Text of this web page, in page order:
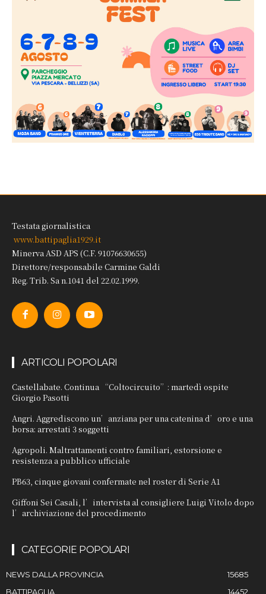
Testata giornalistica
www.battipaglia1929.it
Minerva ASD APS (C.F. 91076630655)
Direttore/responsabile Carmine Galdi
Reg. Trib. Sa n.1041 del 22.02.1999.
ARTICOLI POPOLARI
Castellabate. Continua “Coltocircuito”: martedì ospite
Giorgio Pasotti
Angri. Aggrediscono un’anziana per una catenina d’oro e una
borsa: arrestati 3 soggetti
Agropoli. Maltrattamenti contro familiari, estorsione e
resistenza a pubblico ufficiale
PB63, cinque giovani confermate nel roster di Serie A1
Giffoni Sei Casali, l’intervista al consigliere Luigi Vitolo dopo
l’archiviazione del procedimento
CATEGORIE POPOLARI
NEWS DALLA PROVINCIA
15685
BATTIPAGLIA
14452